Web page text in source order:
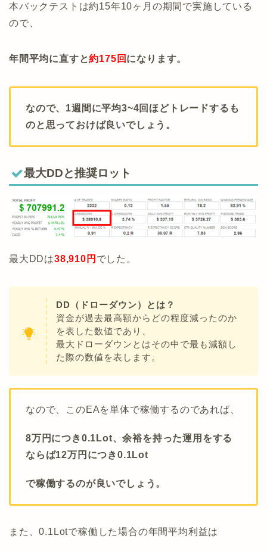
本バックテストは約15年10ヶ月の期間で実施している
ので、
年間平均に直すと約175回 になります。
なので、1週間に平均3~4回ほどトレードするも
のと思っておけば良いでしょう。
最大DDと推奨ロット
最大DDは38,910 円 でした。
DD（ドローダウン）とは？
資金が過去最高額からどの程度減ったのか
を表した数値であり、
最大ドローダウンとはその中で最も減額し
た際の数値を表します。
なので、このEAを単体で稼働するのであれば、
8万円につき0.1Lot、余裕を持った運用をする
ならば12万円につき0.1Lot
で稼働するのが良いでしょう。
また、0.1Lotで稼働した場合の年間平均利益は